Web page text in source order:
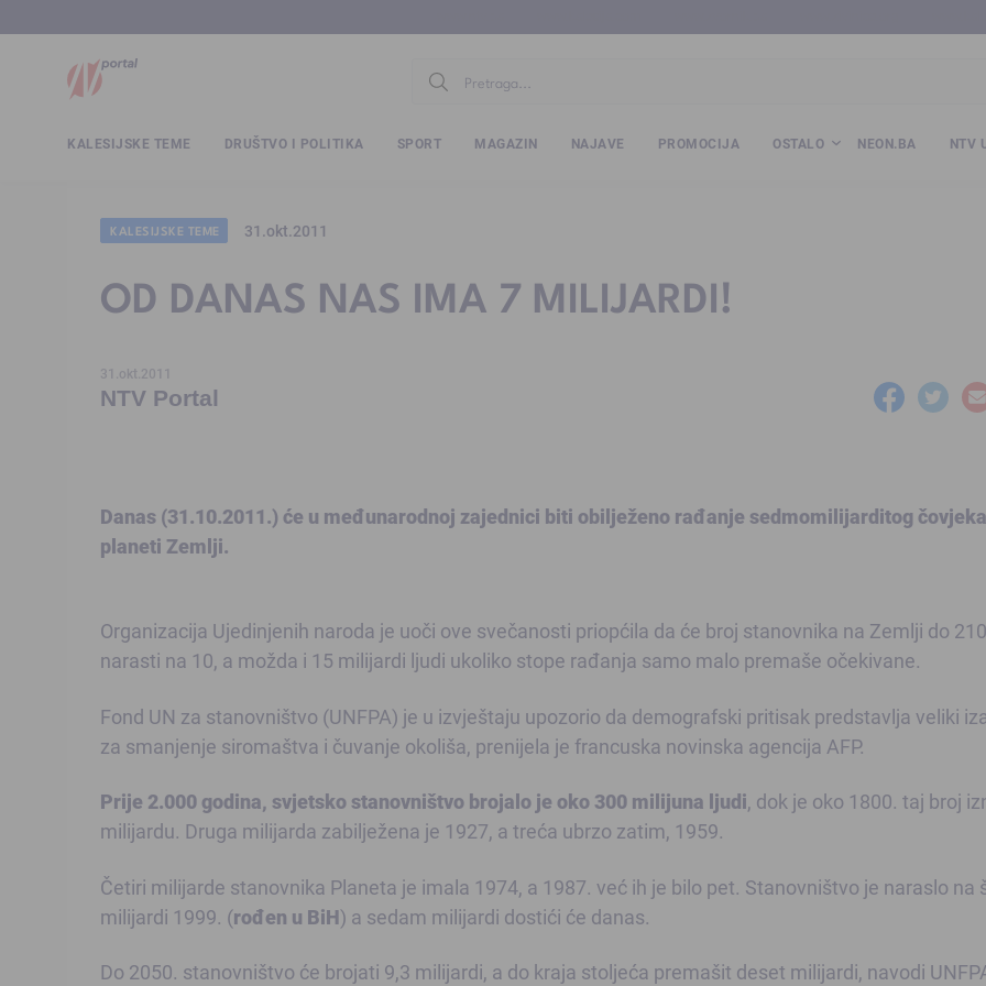
KALESIJSKE TEME DRUŠTVO I POLITIKA SPORT MAGAZIN NAJAVE PROMOCIJA OSTALO NEON.BA NTV
KALESIJSKE TEME 31.okt.2011
OD DANAS NAS IMA 7 MILIJARDI!
31.okt.2011
NTV Portal
Danas (31.10.2011.) će u međunarodnoj zajednici biti obilježeno rađanje sedmomilijarditog
planeti Zemlji.
Organizacija Ujedinjenih naroda je uoči ove svečanosti priopćila da će broj stanovnika na Zemlji do
narasti na 10, a možda i 15 milijardi ljudi ukoliko stope rađanja samo malo premaše očekivane.
Fond UN za stanovništvo (UNFPA) je u izvještaju upozorio da demografski pritisak predstavlja veliki
za smanjenje siromaštva i čuvanje okoliša, prenijela je francuska novinska agencija AFP.
Prije 2.000 godina, svjetsko stanovništvo brojalo je oko 300 milijuna ljudi, dok je oko 1800. taj broj
milijardu. Druga milijarda zabilježena je 1927, a treća ubrzo zatim, 1959.
Četiri milijarde stanovnika Planeta je imala 1974, a 1987. već ih je bilo pet. Stanovništvo je naraslo na
milijardi 1999. (rođen u BiH) a sedam milijardi dostići će danas.
Do 2050. stanovništvo će brojati 9,3 milijardi, a do kraja stoljeća premašit deset milijardi, navodi